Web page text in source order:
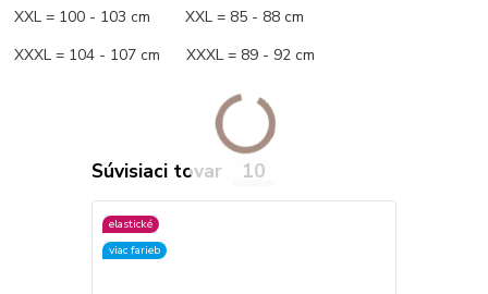
XXL = 100 - 103 cm XXL = 85 - 88 cm
XXXL = 104 - 107 cm XXXL = 89 - 92 cm
Súvisiaci tovar 10
elastické
viac farieb